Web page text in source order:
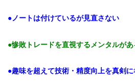
●ノートは付けているが見直さない
●惨敗トレードを直視するメンタルがあ
●趣味を超えて技術・精度向上を真剣